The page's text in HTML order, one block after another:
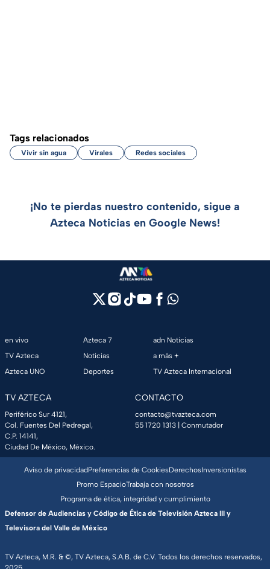
Tags relacionados
Vivir sin agua Virales Redes sociales
¡No te pierdas nuestro contenido, sigue a
Azteca Noticias en Google News!
en vivo
TV Azteca
Azteca UNO
Azteca 7
Noticias
Deportes
adn Noticias
a más +
TV Azteca Internacional
TV AZTECA
Periférico Sur 4121,
Col. Fuentes Del Pedregal,
C.P. 14141,
Ciudad De México, México.
CONTACTO
contacto@tvazteca.com
55 1720 1313 | Conmutador
TV Azteca, M.R. & ©, TV Azteca, S.A.B. de C.V. Todos los derechos reservados,
Aviso de privacidadPreferencias de CookiesDerechosInversionistas
Promo EspacioTrabaja con nosotros
Programa de ética, integridad y cumplimiento
Defensor de Audiencias y Código de Ética de Televisión Azteca III y
Televisora del Valle de México